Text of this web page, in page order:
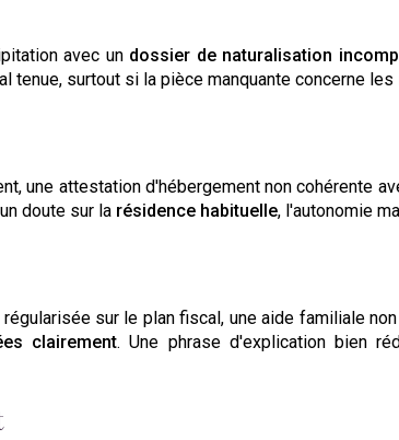
avec un dossier de naturalisation
surtout si la pièce manquante concerne
une attestation d'hébergement non cohérente
doute sur la résidence habituelle, l'autonomie
sur le plan fiscal, une aide familiale
clairement. Une phrase d'explication bien